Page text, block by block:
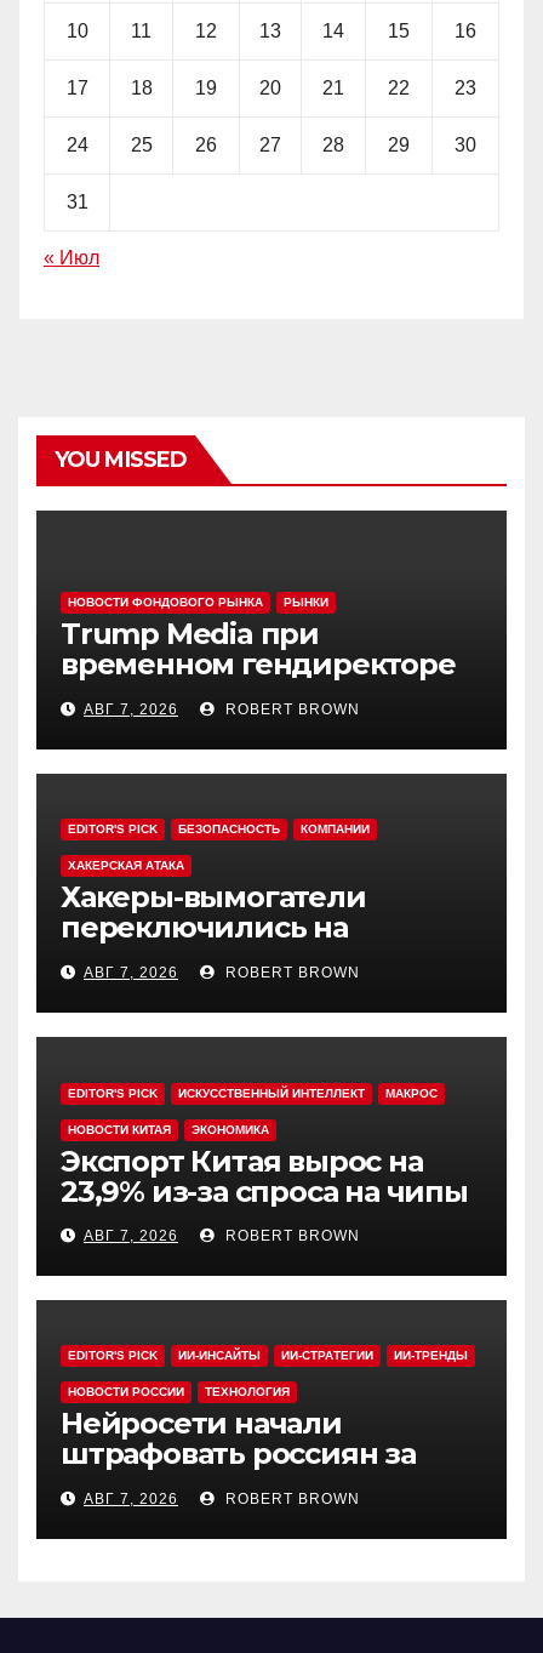
10 11 12 13 14 15 16
17 18 19 20 21 22 23
24 25 26 27 28 29 30
31
« Июл
YOU MISSED
НОВОСТИ ФОНДОВОГО РЫНКА РЫНКИ
Trump Media при
временном гендиректоре
МакГерне сократила число
сделок с криптовалютами
АВГ 7, 2026 ROBERT BROWN
EDITOR'S PICK БЕЗОПАСНОСТЬ КОМПАНИИ
ХАКЕРСКАЯ АТАКА
Хакеры-вымогатели
переключились на
инвестфонды с Уолл-стрит
АВГ 7, 2026 ROBERT BROWN
EDITOR'S PICK ИСКУССТВЕННЫЙ ИНТЕЛЛЕКТ МАКРОС
НОВОСТИ КИТАЯ ЭКОНОМИКА
Экспорт Китая вырос на
23,9% из-за спроса на чипы
АВГ 7, 2026 ROBERT BROWN
EDITOR'S PICK ИИ-ИНСАЙТЫ ИИ-СТРАТЕГИИ ИИ-ТРЕНДЫ
НОВОСТИ РОССИИ ТЕХНОЛОГИЯ
Нейросети начали
штрафовать россиян за
борщевик
АВГ 7, 2026 ROBERT BROWN